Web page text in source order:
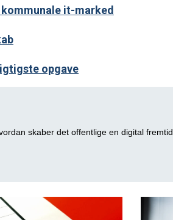
it-marked
opgave
skaber det offentlige en digital fremtid